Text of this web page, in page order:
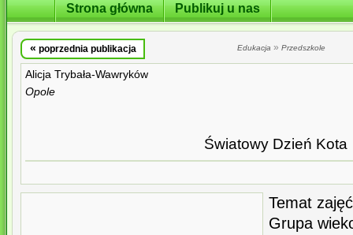
Strona główna Publikuj u nas
« poprzednia publikacja Edukacja » Przedszkole
Alicja Trybała-Wawryków
Opole
Światowy Dzień Kota
Temat
Grupa